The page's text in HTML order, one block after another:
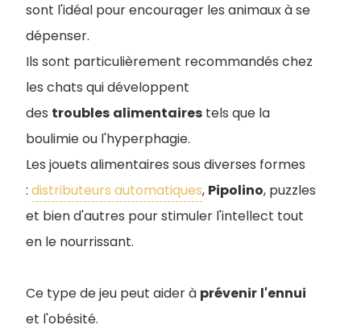
sont l'idéal pour encourager les animaux à se
dépenser.
Ils sont particulièrement recommandés chez
les chats qui développent
des troubles alimentaires tels que la
boulimie ou l'hyperphagie.
Les jouets alimentaires sous diverses formes
: distributeurs automatiques, Pipolino, puzzles
et bien d'autres pour stimuler l'intellect tout
en le nourrissant.
Ce type de jeu peut aider à prévenir l'ennui
et l'obésité.